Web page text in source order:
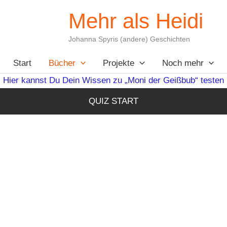
Mehr als Heidi
Johanna Spyris (andere) Geschichten
Start Bücher Projekte Noch mehr
Hier kannst Du Dein Wissen zu „Moni der Geißbub“ testen
QUIZ START